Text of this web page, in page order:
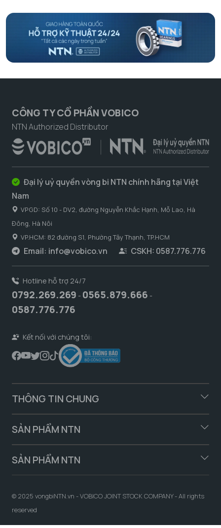
CÔNG TY CỔ PHẦN VOBICO
NTN Authorized Distributor
Đại lý uỷ quyền vòng bi NTN chính hãng tại Việt
Nam
VPGD: Số 10 - DV2, đường Nguyễn Khắc Hạnh, Mỗ Lao, Hà
Đông, Hà Nôi
VP.HCM: 82 đường S1, Phường Tây Thạnh, TP.HCM
Email: info@vobico.vn CSKH: 0587.776.776
Hotline hỗ trợ 24/7
0792.269.269 - 0565.879.666 -
0587.776.776
Kết nối với chúng tôi:
THÔNG TIN CHUNG
SẢN PHẨM NTN
SẢN PHẨM NTN
© 2025 vongbiNTN.vn - VOBICO JOINT STOCK COMPANY - All rights
reserved